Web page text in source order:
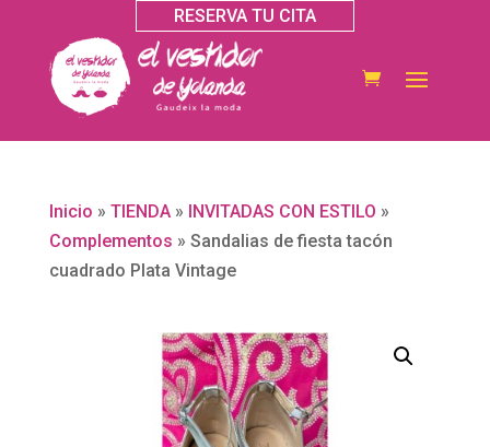
RESERVA TU CITA
Inicio » TIENDA» INVITADAS CON ESTILO »
Complementos » Sandalias de fiesta tacón
cuadrado Plata Vintage